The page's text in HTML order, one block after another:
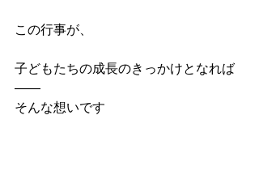
この行事が、
子どもたちの成長のきっかけとなれば
――
そんな想いです